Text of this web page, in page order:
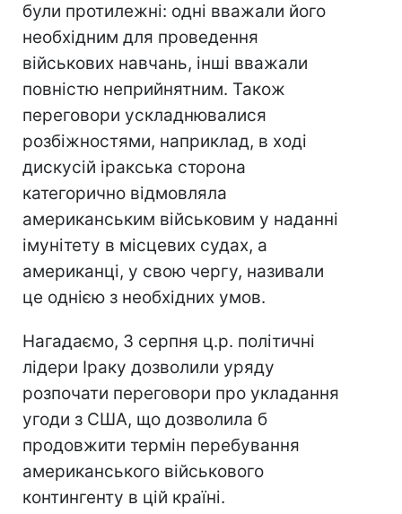
були протилежні: одні вважали його
необхідним для проведення
військових навчань, інші вважали
повністю неприйнятним. Також
переговори ускладнювалися
розбіжностями, наприклад, в ході
дискусій іракська сторона
категорично відмовляла
американським військовим у наданні
імунітету в місцевих судах, а
американці, у свою чергу, називали
це однією з необхідних умов.
Нагадаємо, 3 серпня ц.р. політичні
лідери Іраку дозволили уряду
розпочати переговори про укладання
угоди з США, що дозволила б
продовжити термін перебування
американського військового
контингенту в цій країні.